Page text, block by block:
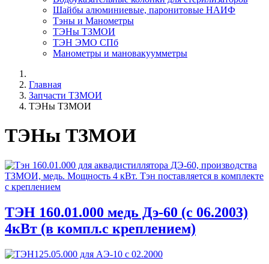
Шайбы алюминиевые, паронитовые НАИФ
Тэны и Манометры
ТЭНы ТЗМОИ
ТЭН ЭМО СПб
Манометры и мановакуумметры
Главная
Запчасти ТЗМОИ
ТЭНы ТЗМОИ
ТЭНы ТЗМОИ
ТЭН 160.01.000 медь Дэ-60 (с 06.2003)
4кВт (в компл.с креплением)